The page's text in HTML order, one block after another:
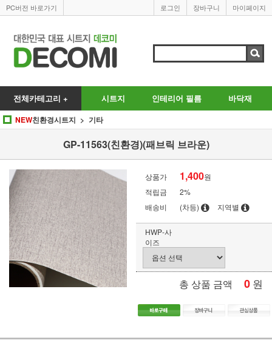
PC버전 바로가기 마이페이지
장바구니
로그인
전체카테고리 + 시트지 인테리어 필름 바닥재
NEW친환경시트지 기타
GP-11563(친환경)(패브릭 브라운)
상품가 1,400원
적립금
2%
배송비
(차등) 지역별
HWP-사
이즈
총 상품 금액 0 원